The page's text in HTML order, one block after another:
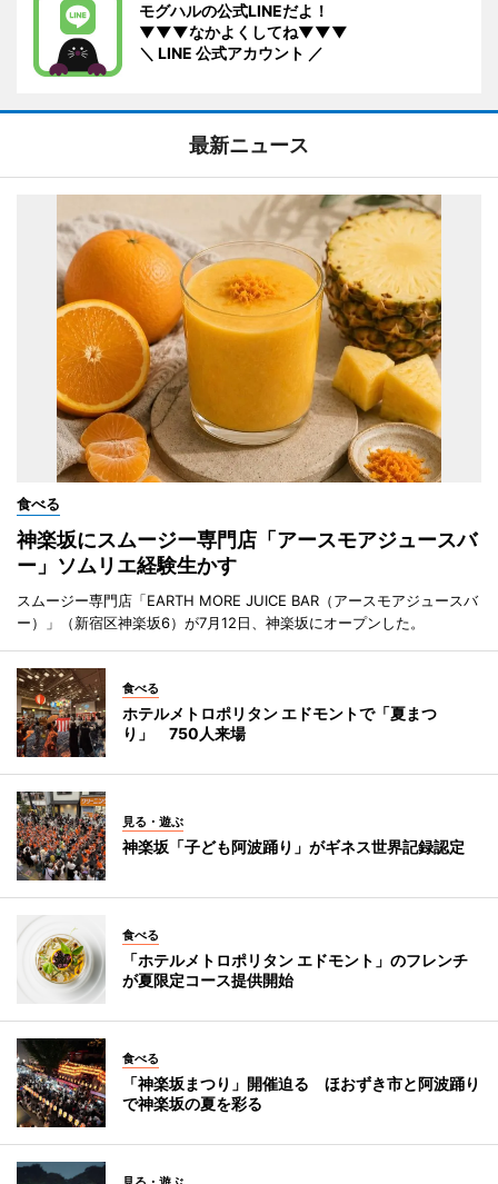
モグハルの公式LINEだよ！
▼▼▼なかよくしてね▼▼▼
＼ LINE 公式アカウント ／
最新ニュース
食べる
神楽坂にスムージー専門店「アースモアジュースバ
ー」ソムリエ経験生かす
スムージー専門店「EARTH MORE JUICE BAR（アースモアジュースバ
ー）」（新宿区神楽坂6）が7月12日、神楽坂にオープンした。
食べる
ホテルメトロポリタン エドモントで「夏まつ
り」 750人来場
見る・遊ぶ
神楽坂「子ども阿波踊り」がギネス世界記録認定
食べる
「ホテルメトロポリタン エドモント」のフレンチ
が夏限定コース提供開始
食べる
「神楽坂まつり」開催迫る ほおずき市と阿波踊り
で神楽坂の夏を彩る